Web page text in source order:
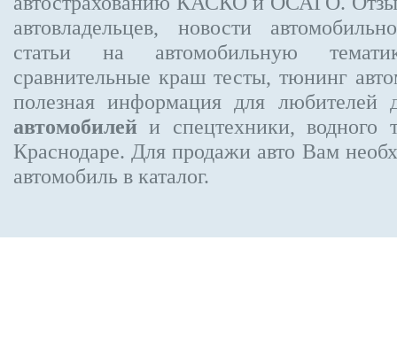
автовладельцев, новости
статьи на автомобильную
сравнительные краш тесты, тюнинг
полезная информация для любителей
автомобилей и спецтехники, водного
Краснодаре. Для продажи авто Вам
автомобиль в каталог.